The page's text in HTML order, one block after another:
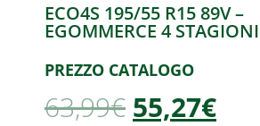
ECO4S 195/55 R15 89V –
EGOMMERCE 4 STAGIONI
PREZZO CATALOGO
63,99€ 55,27€